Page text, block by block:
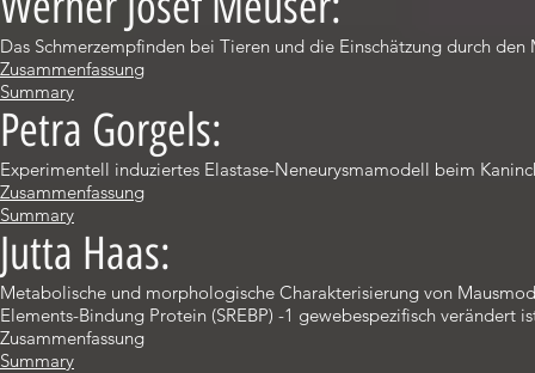
Das Schmerzempfinden bei Tieren und die Einschätzung durch den
Zusammenfassung
Summary
Petra Gorgels:
Experimentell induziertes Elastase-Neneurysmamodell beim
Zusammenfassung
Summary
Jutta Haas:
Metabolische und morphologische Charakterisierung von
Elements-Bindung Protein (SREBP) -1 gewebespezifisch verändert
Zusammenfassung
Summary